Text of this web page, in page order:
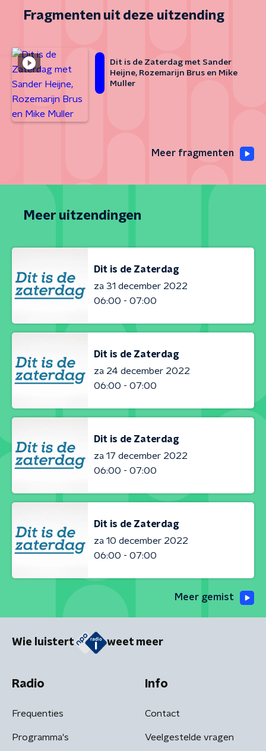
Fragmenten uit deze uitzending
Dit is de Zaterdag met Sander
Heijne, Rozemarijn Brus en Mike
Muller
Meer fragmenten
Meer uitzendingen
Dit is de Zaterdag
za 31 december 2022
06:00 - 07:00
Dit is de Zaterdag
za 24 december 2022
06:00 - 07:00
Dit is de Zaterdag
za 17 december 2022
06:00 - 07:00
Dit is de Zaterdag
za 10 december 2022
06:00 - 07:00
Meer gemist
Wie luistert weet meer
Radio
Frequenties
Programma's
Info
Contact
Veelgestelde vragen